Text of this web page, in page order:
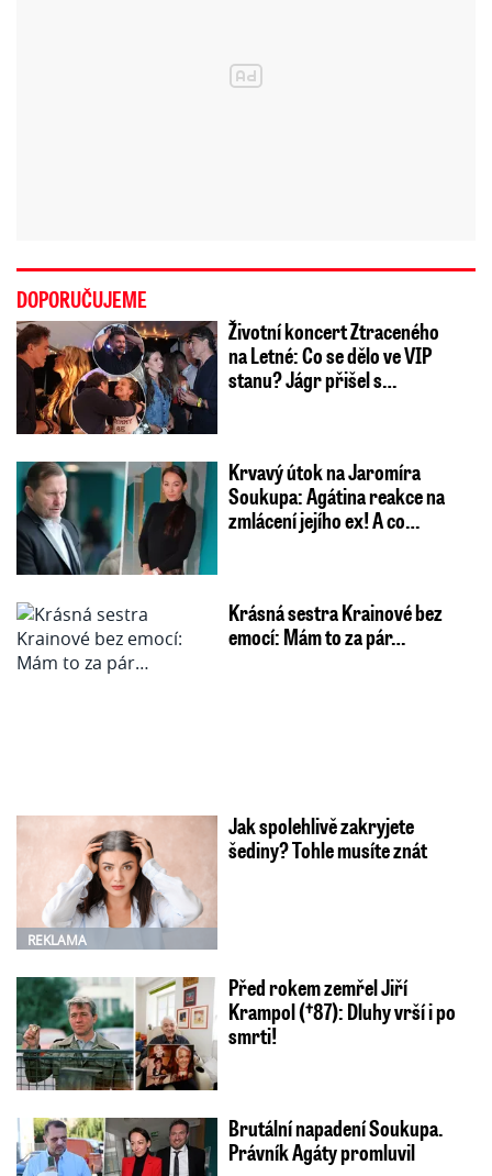
DOPORUČUJEME
Životní koncert Ztraceného
na Letné: Co se dělo ve VIP
stanu? Jágr přišel s…
Krvavý útok na Jaromíra
Soukupa: Agátina reakce na
zmlácení jejího ex! A co…
Krásná sestra Krainové bez
emocí: Mám to za pár…
REKLAMA
Jak spolehlivě zakryjete
šediny? Tohle musíte znát
Před rokem zemřel Jiří
Krampol (†87): Dluhy vrší i po
smrti!
Brutální napadení Soukupa.
Právník Agáty promluvil